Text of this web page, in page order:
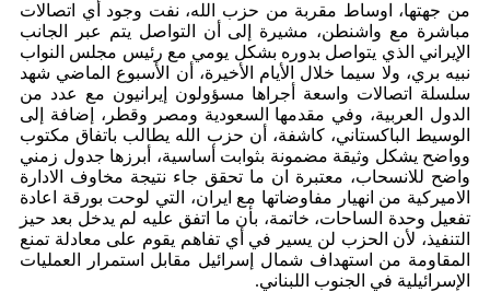
من جهتها، اوساط مقربة من حزب الله، نفت وجود أي اتصالات
مباشرة مع واشنطن، مشيرة إلى أن التواصل يتم عبر الجانب
الإيراني الذي يتواصل بدوره بشكل يومي مع رئيس مجلس النواب
نبيه بري، ولا سيما خلال الأيام الأخيرة، أن الأسبوع الماضي شهد
سلسلة اتصالات واسعة أجراها مسؤولون إيرانيون مع عدد من
الدول العربية، وفي مقدمها السعودية ومصر وقطر، إضافة إلى
الوسيط الباكستاني، كاشفة، أن حزب الله يطالب باتفاق مكتوب
وواضح يشكل وثيقة مضمونة بثوابت أساسية، أبرزها جدول زمني
واضح للانسحاب، معتبرة ان ما تحقق جاء نتيجة مخاوف الادارة
الاميركية من انهيار مفاوضاتها مع ايران، التي لوحت بورقة اعادة
تفعيل وحدة الساحات، خاتمة، بأن ما اتفق عليه لم يدخل بعد حيز
التنفيذ، لأن الحزب لن يسير في أي تفاهم يقوم على معادلة تمنع
المقاومة من استهداف شمال إسرائيل مقابل استمرار العمليات
الإسرائيلية في الجنوب اللبناني.